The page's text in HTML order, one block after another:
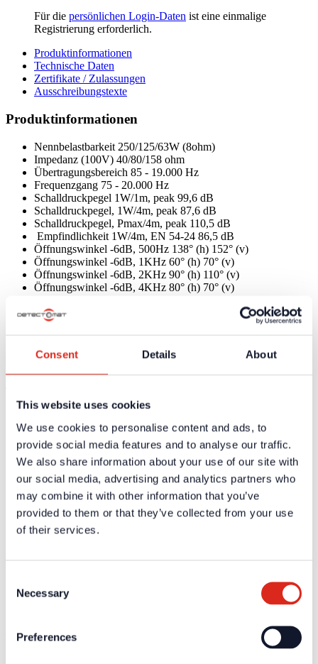
Consent Details About
This website uses cookies
We use cookies to personalise content and ads, to
provide social media features and to analyse our traffic.
We also share information about your use of our site with
our social media, advertising and analytics partners who
may combine it with other information that you’ve
provided to them or that they’ve collected from your use
of their services.
Selection
Necessary
Preferences
Für die persönlichen Login-Daten ist eine einmalige
Registrierung erforderlich.
Produktinformationen
Technische Daten
Zertifikate / Zulassungen
Ausschreibungstexte
Produktinformationen
Nennbelastbarkeit 250/125/63W (8ohm)
Impedanz (100V) 40/80/158 ohm
Übertragungsbereich 85 - 19.000 Hz
Frequenzgang 75 - 20.000 Hz
Schalldruckpegel 1W/1m, peak 99,6 dB
Schalldruckpegel, 1W/4m, peak 87,6 dB
Schalldruckpegel, Pmax/4m, peak 110,5 dB
Empfindlichkeit 1W/4m, EN 54-24 86,5 dB
Öffnungswinkel -6dB, 500Hz 138° (h) 152° (v)
Öffnungswinkel -6dB, 1KHz 60° (h) 70° (v)
Öffnungswinkel -6dB, 2KHz 90° (h) 110° (v)
Öffnungswinkel -6dB, 4KHz 80° (h) 70° (v)
Maximaler Kabelquerschnitt 4,9mm²
Max. Kabelquerschnitt Durchschleifen 2x1,2mm²
Befestigung Wandhalterung
Umgebungstemperatur
-25 / +70 °C
Abmessungen (H x B x T) 390x425x418 mm
Gewicht
18,9 kg
Farbe
schwarz
Zertifikate / Zulassungen
Für diepersönlichen Login-Daten
ist eine einmalige
Registrierung erforderlich.
Ausschreibungstexte